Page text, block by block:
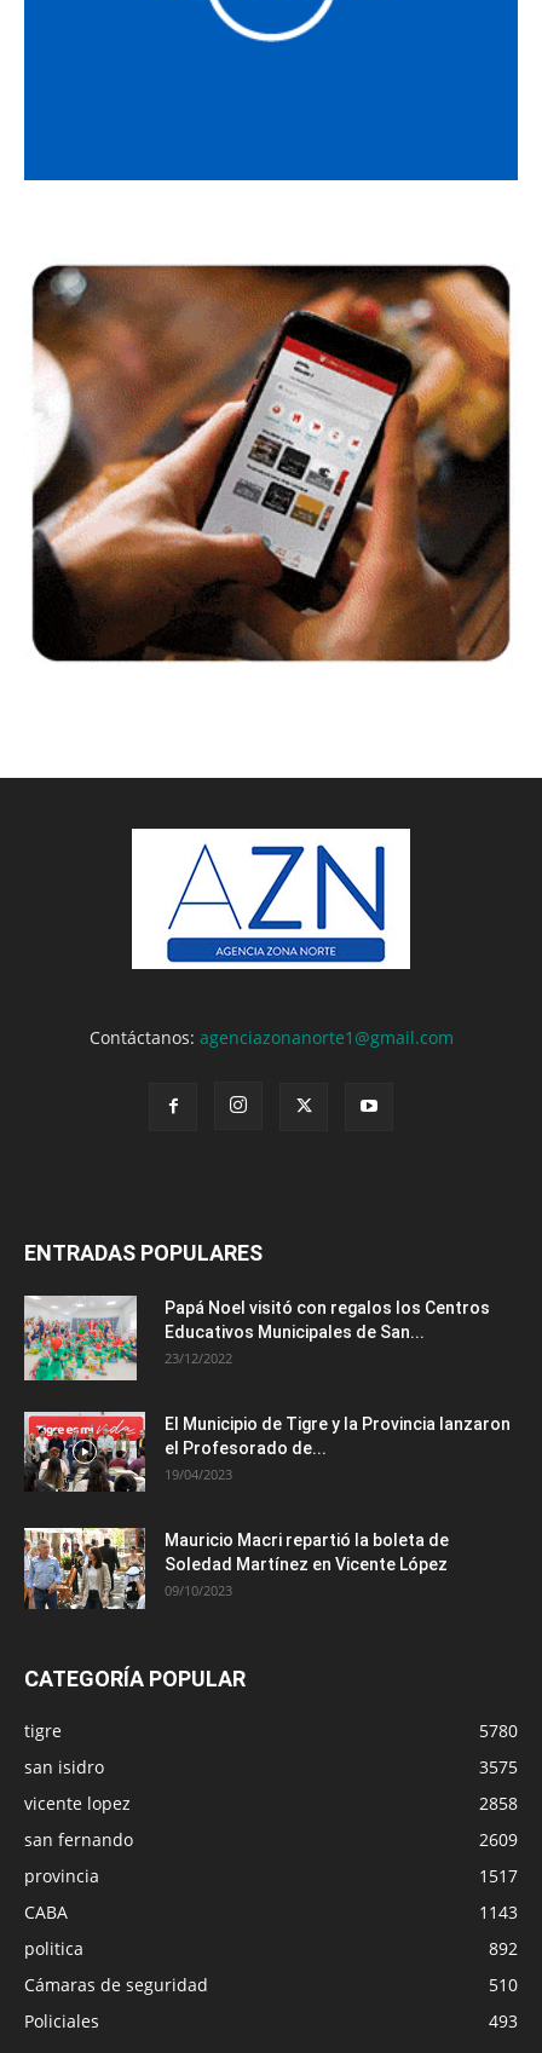
Contáctanos: agenciazonanorte1@gmail.com
ENTRADAS POPULARES
Papá Noel visitó con regalos los Centros
Educativos Municipales de San...
23/12/2022
El Municipio de Tigre y la Provincia lanzaron
el Profesorado de...
19/04/2023
Mauricio Macri repartió la boleta de
Soledad Martínez en Vicente López
09/10/2023
CATEGORÍA POPULAR
tigre
5780
san isidro
3575
vicente lopez
2858
san fernando
2609
provincia
1517
CABA
1143
politica
892
Cámaras de seguridad
510
Policiales
493